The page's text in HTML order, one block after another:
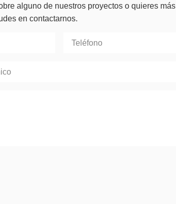
alguno de nuestros proyectos o quieres más
en contactarnos.